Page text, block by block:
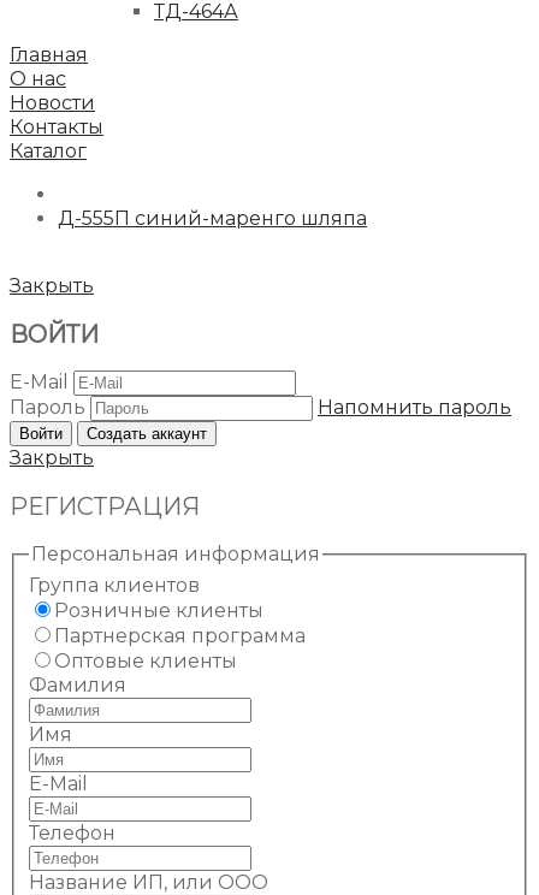
ТД-464А
Главная
О нас
Новости
Контакты
Каталог
Д-555П синий-маренго шляпа
Закрыть
ВОЙТИ
E-Mail
Пароль
Напомнить пароль
Войти Создать аккаунт
Закрыть
РЕГИСТРАЦИЯ
Персональная информация
Группа клиентов
Розничные клиенты
Партнерская программа
Оптовые клиенты
Фамилия
Имя
E-Mail
Телефон
Название ИП, или ООО